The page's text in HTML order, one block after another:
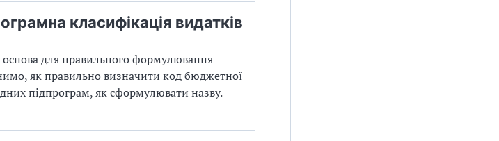
класифікація видатків
для правильного формулювання
як правильно визначити код бюджетної
підпрограм, як сформулювати назву.